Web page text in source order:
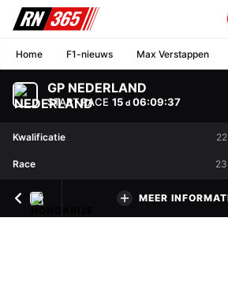
Home F1-nieuws Max Verstappen
GP NEDERLAND
START RACE 15 d 06:09:37
Kwalificatie
Race
MEER